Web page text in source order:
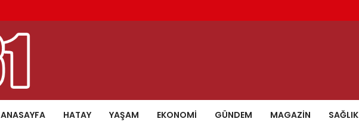
ANASAYFA HATAY YAŞAM EKONOMI GÜNDEM MAGAZIN SAĞLIK